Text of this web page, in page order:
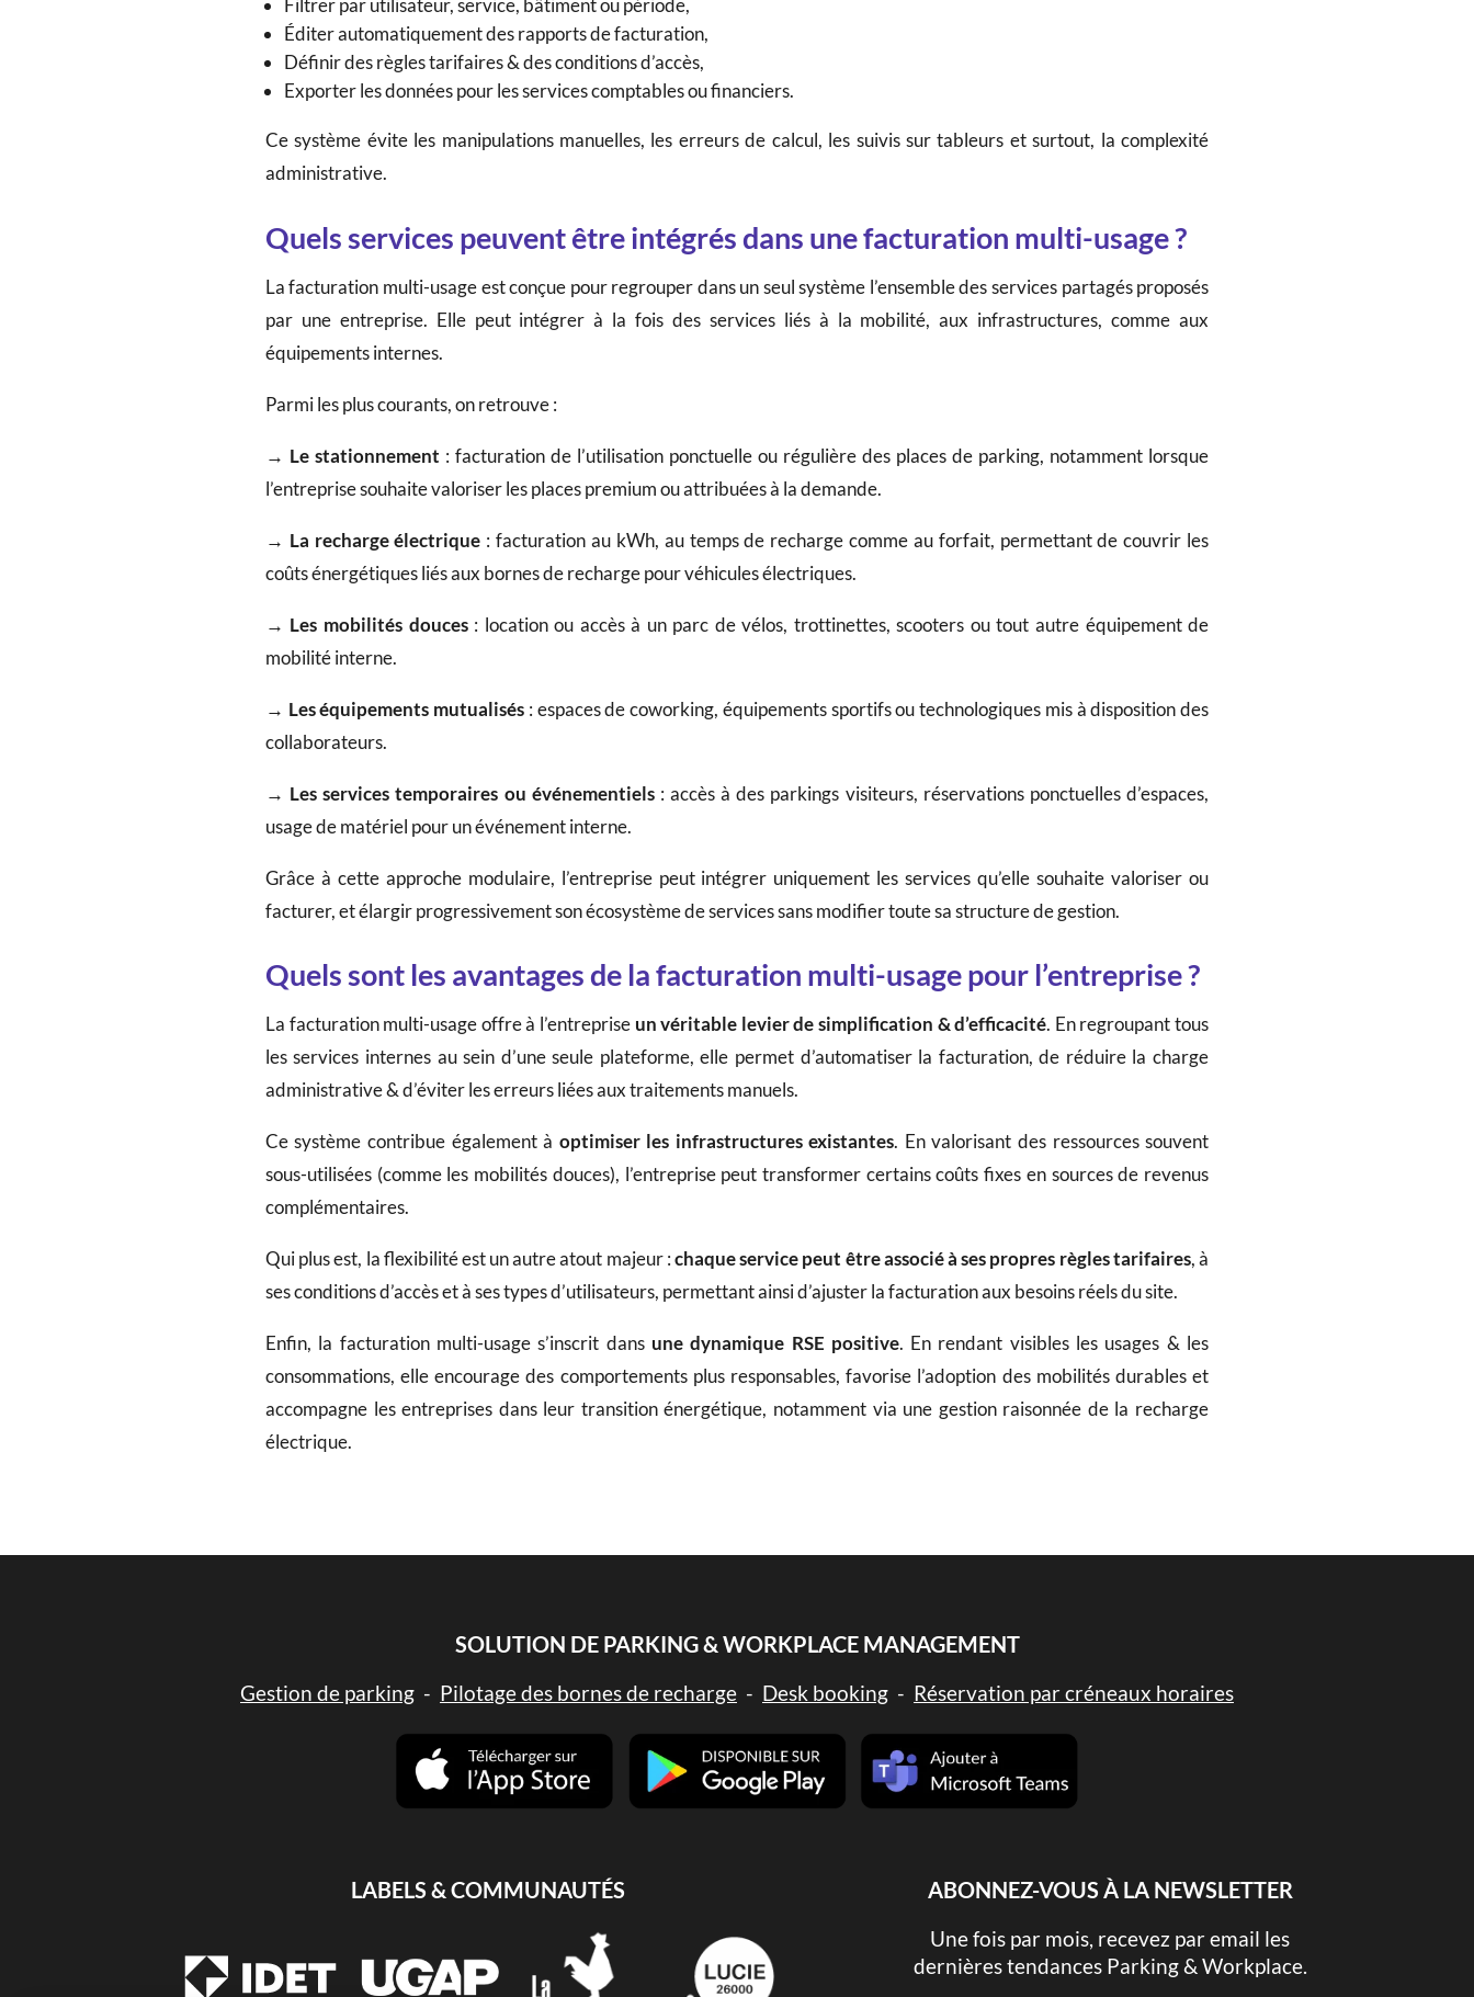
Filtrer par utilisateur, service, bâtiment ou période,
Éditer automatiquement des rapports de facturation,
Définir des règles tarifaires & des conditions d’accès,
Exporter les données pour les services comptables ou financiers.
Ce système évite les manipulations manuelles, les erreurs de calcul, les suivis sur tableurs et surtout, la complexité
administrative.
Quels services peuvent être intégrés dans une facturation multi-usage ?
La facturation multi-usage est conçue pour regrouper dans un seul système l’ensemble des services partagés proposés
par une entreprise. Elle peut intégrer à la fois des services liés à la mobilité, aux infrastructures, comme aux
équipements internes.
Parmi les plus courants, on retrouve :
→ Le stationnement : facturation de l’utilisation ponctuelle ou régulière des places de parking, notamment lorsque
l’entreprise souhaite valoriser les places premium ou attribuées à la demande.
→ La recharge électrique : facturation au kWh, au temps de recharge comme au forfait, permettant de couvrir les
coûts énergétiques liés aux bornes de recharge pour véhicules électriques.
→ Les mobilités douces: location ou accès à un parc de vélos, trottinettes, scooters ou tout autre équipement de
mobilité interne.
→ Les équipements mutualisés : espaces de coworking, équipements sportifs ou technologiques mis à disposition des
collaborateurs.
→ Les services temporaires ou événementiels: accès à des parkings visiteurs, réservations ponctuelles d’espaces,
usage de matériel pour un événement interne.
Grâce à cette approche modulaire, l’entreprise peut intégrer uniquement les services qu’elle souhaite valoriser ou
facturer, et élargir progressivement son écosystème de services sans modifier toute sa structure de gestion.
Quels sont les avantages de la facturation multi-usage pour l’entreprise ?
La facturation multi-usage offre à l’entrepriseun véritable levier de simplification & d’efficacité. En regroupant tous
les services internes au sein d’une seule plateforme, elle permet d’automatiser la facturation, de réduire la charge
administrative & d’éviter les erreurs liées aux traitements manuels.
Ce système contribue également à optimiser les infrastructures existantes. En valorisant des ressources souvent
sous-utilisées (comme les mobilités douces), l’entreprise peut transformer certains coûts fixes en sources de revenus
complémentaires.
Qui plus est, la flexibilité est un autre atout majeur :chaque service peut être associé à ses propres règles tarifaires, à
ses conditions d’accès et à ses types d’utilisateurs, permettant ainsi d’ajuster la facturation aux besoins réels du site.
Enfin, la facturation multi-usage s’inscrit dans une dynamique RSE positive. En rendant visibles les usages & les
consommations, elle encourage des comportements plus responsables, favorise l’adoption des mobilités durables et
accompagne les entreprises dans leur transition énergétique, notamment via une gestion raisonnée de la recharge
électrique.
SOLUTION DE PARKING & WORKPLACE MANAGEMENT
Gestion de parking - Pilotage des bornes de recharge - Desk booking - Réservation par créneaux horaires
LABELS & COMMUNAUTÉS ABONNEZ-VOUS À LA NEWSLETTER
Une fois par mois, recevez par email les
dernières tendances Parking & Workplace.